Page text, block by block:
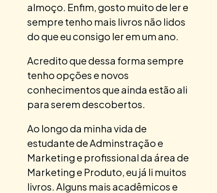
almoço. Enfim, gosto muito de ler e
sempre tenho mais livros não lidos
do que eu consigo ler em um ano.
Acredito que dessa forma sempre
tenho opções e novos
conhecimentos que ainda estão ali
para serem descobertos.
Ao longo da minha vida de
estudante de Adminstração e
Marketing e profissional da área de
Marketing e Produto, eu já li muitos
livros. Alguns mais acadêmicos e